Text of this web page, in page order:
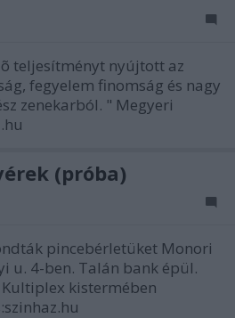
teljesítményt nyújtott az
fegyelem finomság és nagy
zenekarból. " Megyeri
(próba)
pincebérletüket Monori
u. 4-ben. Talán bank épül.
kistermében